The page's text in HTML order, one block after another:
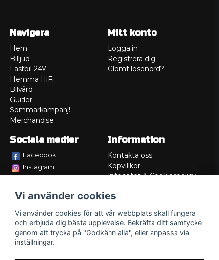
Navigera
Hem
Billjud
Lastbil 24V
Hemma HiFi
Bilvård
Guider
Sommarkampanj!
Merchandise
Mitt konto
Logga in
Registrera dig
Glömt lösenord?
Sociala medier
Facebook
Instagram
Information
Kontakta oss
Köpvillkor
Integritet & Cookiespolicy
Service/Garanti
Lådritning
Om oss
Vi använder cookies
Vi använder cookies för att vår webbplats skall fungera
och erbjuda dig bästa upplevelse. Bekräfta ditt samtycke
genom att trycka på "Godkänn alla", eller anpassa via
inställningar.